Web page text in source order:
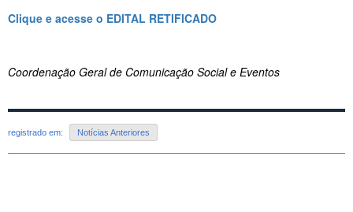
Clique e acesse o EDITAL RETIFICADO
Coordenação Geral de Comunicação Social e Eventos
registrado em: Notícias Anteriores